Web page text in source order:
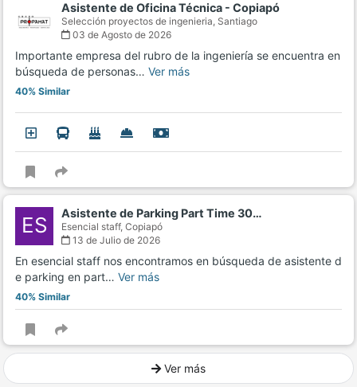
Asistente de Oficina Técnica - Copiapó
Selección proyectos de ingenieria, Santiago
03 de Agosto de 2026
Importante empresa del rubro de la ingeniería se encuentra en
búsqueda de personas… Ver más
40% Similar
ES Asistente de Parking Part Time 30…
Esencial staff, Copiapó
13 de Julio de 2026
En esencial staff nos encontramos en búsqueda de asistente d
e parking en part… Ver más
40% Similar
Ver más